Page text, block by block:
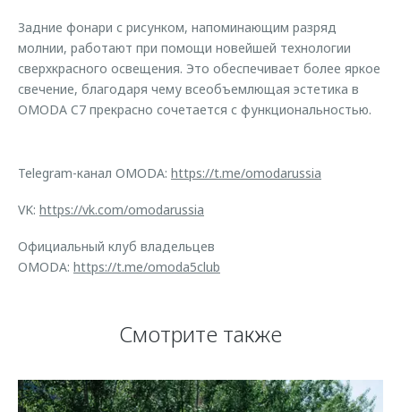
Задние фонари с рисунком, напоминающим разряд
молнии, работают при помощи новейшей технологии
сверхкрасного освещения. Это обеспечивает более яркое
свечение, благодаря чему всеобъемлющая эстетика в
OMODA C7 прекрасно сочетается с функциональностью.
Telegram-канал OMODA: https://t.me/omodarussia
VK: https://vk.com/omodarussia
Официальный клуб владельцев
OMODA: https://t.me/omoda5club
Смотрите также